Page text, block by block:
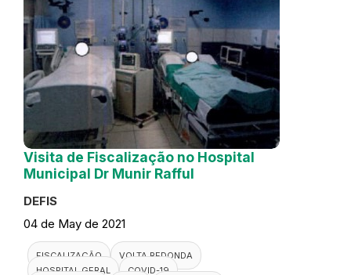
Visita de Fiscalização no Hospital
Municipal Dr Munir Rafful
DEFIS
04 de May de 2021
FISCALIZAÇÃO
VOLTA REDONDA
HOSPITAL GERAL
COVID-19